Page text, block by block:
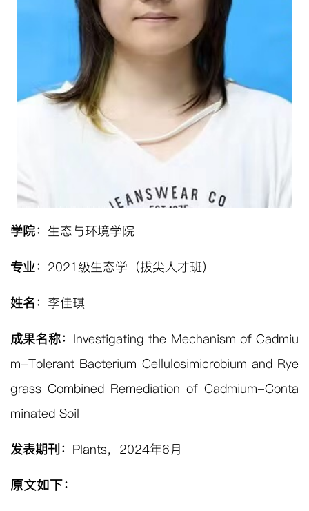
学院： 生态与环境学院
专业： 2021级生态学（拔尖人才班）
姓名： 李佳琪
成果名称： Investigating the Mechanism of Cadmiu
m-Tolerant Bacterium Cellulosimicrobium and Rye
grass Combined Remediation of Cadmium-Conta
minated Soil
发表期刊： Plants， 2024年6月
原文如下：